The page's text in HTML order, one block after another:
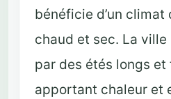
bénéficie d’un climat
chaud et sec. La
par des étés longs et
apportant chaleur et